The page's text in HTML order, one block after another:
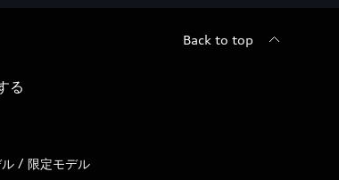
Back to top
る
/ 限定モデル